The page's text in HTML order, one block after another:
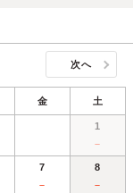
次へ
金 土
1
－
7
－
8
－